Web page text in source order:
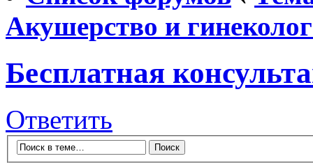
Акушерство и
Бесплатная
Ответить